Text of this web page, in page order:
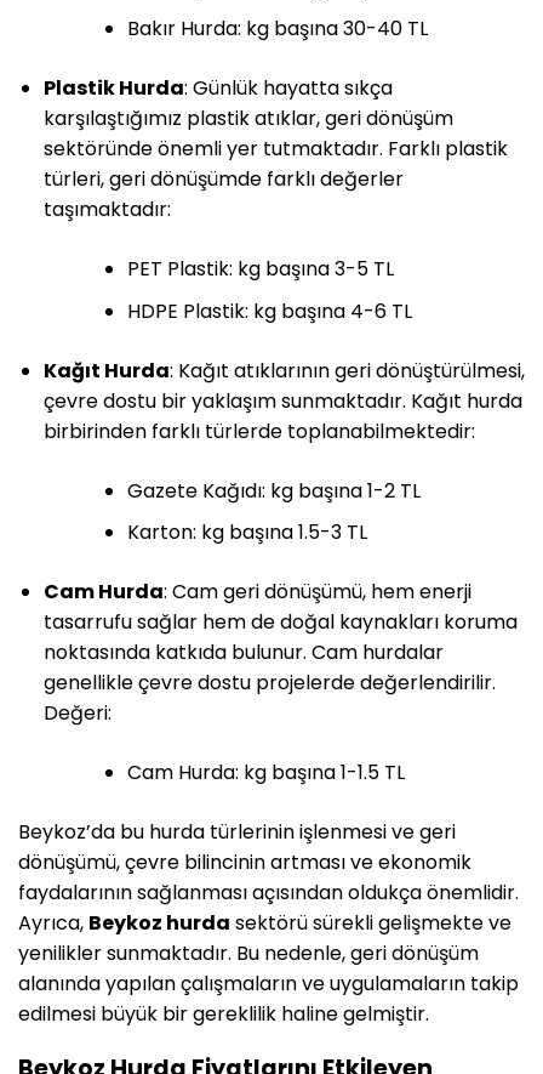
Bakır Hurda: kg başına 30-40 TL
Plastik Hurda: Günlük hayatta sıkça
karşılaştığımız plastik atıklar, geri dönüşüm
sektöründe önemli yer tutmaktadır. Farklı plastik
türleri, geri dönüşümde farklı değerler
taşımaktadır:
PET Plastik: kg başına 3-5 TL
HDPE Plastik: kg başına 4-6 TL
Kağıt Hurda: Kağıt atıklarının geri dönüştürülmesi,
çevre dostu bir yaklaşım sunmaktadır. Kağıt hurda
birbirinden farklı türlerde toplanabilmektedir:
Gazete Kağıdı: kg başına 1-2 TL
Karton: kg başına 1.5-3 TL
Cam Hurda: Cam geri dönüşümü, hem enerji
tasarrufu sağlar hem de doğal kaynakları koruma
noktasında katkıda bulunur. Cam hurdalar
genellikle çevre dostu projelerde değerlendirilir.
Değeri:
Cam Hurda: kg başına 1-1.5 TL
Beykoz’da bu hurda türlerinin işlenmesi ve geri
dönüşümü, çevre bilincinin artması ve ekonomik
faydalarının sağlanması açısından oldukça önemlidir.
Ayrıca, Beykoz hurda sektörü sürekli gelişmekte ve
yenilikler sunmaktadır. Bu nedenle, geri dönüşüm
alanında yapılan çalışmaların ve uygulamaların takip
edilmesi büyük bir gereklilik haline gelmiştir.